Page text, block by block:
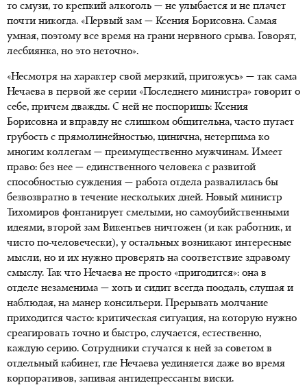
то смузи, то крепкий алкоголь — не улыбается и не плачет
почти никогда. «Первый зам — Ксения Борисовна. Самая
умная, поэтому все время на грани нервного срыва. Говорят,
лесбиянка, но это неточно».
«Несмотря на характер свой мерзкий, пригожусь» — так сама
Нечаева в первой же серии «Последнего министра» говорит о
себе, причем дважды. С ней не поспоришь: Ксения
Борисовна и вправду не слишком общительна, часто путает
грубость с прямолинейностью, цинична, нетерпима ко
многим коллегам — преимущественно мужчинам. Имеет
право: без нее — единственного человека с развитой
способностью суждения — работа отдела развалилась бы
безвозвратно в течение нескольких дней. Новый министр
Тихомиров фонтанирует смелыми, но самоубийственными
идеями, второй зам Викентьев ничтожен (и как работник, и
чисто по-человечески), у остальных возникают интересные
мысли, но и их нужно проверять на соответствие здравому
смыслу. Так что Нечаева не просто «пригодится»: она в
отделе незаменима — хоть и сидит всегда поодаль, слушая и
наблюдая, на манер консильери. Прерывать молчание
приходится часто: критическая ситуация, на которую нужно
среагировать точно и быстро, случается, естественно,
каждую серию. Сотрудники стучатся к ней за советом в
отдельный кабинет, где Нечаева уединяется даже во время
корпоративов, запивая антидепрессанты виски.